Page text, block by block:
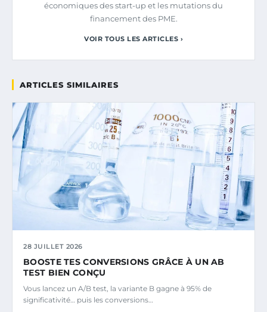
économiques des start-up et les mutations du
financement des PME.
VOIR TOUS LES ARTICLES ›
ARTICLES SIMILAIRES
28 JUILLET 2026
BOOSTE TES CONVERSIONS GRÂCE À UN AB
TEST BIEN CONÇU
Vous lancez un A/B test, la variante B gagne à 95% de
significativité… puis les conversions…